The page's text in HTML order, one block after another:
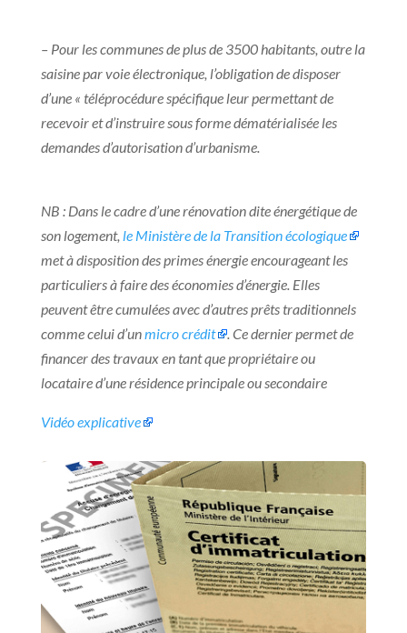
– Pour les communes de plus de 3500 habitants, outre la
saisine par voie électronique, l’obligation de disposer
d’une « téléprocédure spécifique leur permettant de
recevoir et d’instruire sous forme dématérialisée les
demandes d’autorisation d’urbanisme.
NB : Dans le cadre d’une rénovation dite énergétique de
son logement, le Ministère de la Transition écologique
met à disposition des primes énergie encourageant les
particuliers à faire des économies d’énergie. Elles
peuvent être cumulées avec d’autres prêts traditionnels
comme celui d’unmicro crédit
. Ce dernier permet de
financer des travaux en tant que propriétaire ou
locataire d’une résidence principale ou secondaire
Vidéo explicative